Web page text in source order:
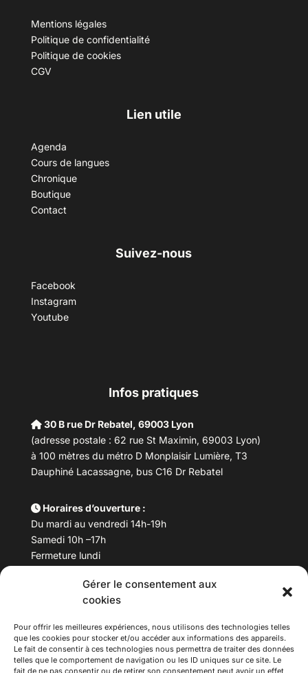
Gérer le consentement aux
cookies
Pour offrir les meilleures expériences, nous utilisons des technologies telles
que les cookies pour stocker et/ou accéder aux informations des appareils.
Le fait de consentir à ces technologies nous permettra de traiter des données
telles que le comportement de navigation ou les ID uniques sur ce site. Le
fait de ne pas consentir ou de retirer son consentement peut avoir un effet
Mentions légales
Politique de confidentialité
Politique de cookies
CGV
Lien utile
Agenda
Cours de langues
Chronique
Boutique
Contact
Suivez-nous
Facebook
Instagram
Youtube
Infos pratiques
30 B rue Dr Rebatel, 69003 Lyon
(adresse postale : 62 rue St Maximin, 69003 Lyon)
à 100 mètres du métro D Monplaisir Lumière, T3
Dauphiné Lacassagne, bus C16 Dr Rebatel
Horaires d’ouverture :
Du mardi au vendredi 14h-19h
Samedi 10h –17h
Fermeture lundi
Téléphone : 04 78 53 06 40
maisondesculturesasiatiques@asiexpo.com